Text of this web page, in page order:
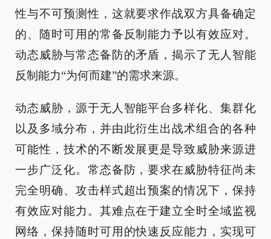
性与不可预测性，这就要求作战双方具备确定
的、随时可用的常备反制能力予以有效应对。
动态威胁与常态备防的矛盾，揭示了无人智能
反制能力“为何而建”的需求来源。
动态威胁，源于无人智能平台多样化、集群化
以及多域分布，并由此衍生出战术组合的各种
可能性，技术的不断发展更是导致威胁来源进
一步广泛化。常态备防，要求在威胁特征尚未
完全明确、攻击样式超出预案的情况下，保持
有效应对能力。其难点在于建立全时全域监视
网络，保持随时可用的快速反应能力，实现可